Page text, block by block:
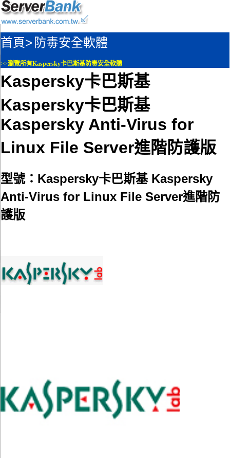
首頁> 防毒安全軟體
>>瀏覽所有Kaspersky卡巴斯基防毒安全軟體
Kaspersky卡巴斯基
Kaspersky卡巴斯基
Kaspersky Anti-Virus for
Linux File Server進階防護版
型號：Kaspersky卡巴斯基 Kaspersky
Anti-Virus for Linux File Server進階防
護版